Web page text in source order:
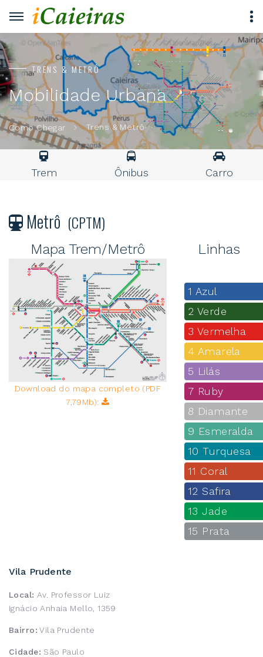
TRENS & METRÔ
Mobilidade Urbana
Como Chegar Trens & Metrô
Trem Ônibus Carro
Metrô (CPTM)
Mapa Trem/Metrô
Download do mapa completo (PDF
7,79Mb):
Linhas
1 Azul
2 Verde
3 Vermelha
4 Amarela
5 Lilás
7 Ruby
8 Diamante
9 Esmeralda
10 Turquesa
11 Coral
12 Safira
13 Jade
15 Prata
Vila Prudente
Local: Av. Professor Luiz
Ignácio Anhaia Mello, 1359
Bairro: Vila Prudente
Cidade: São Paulo